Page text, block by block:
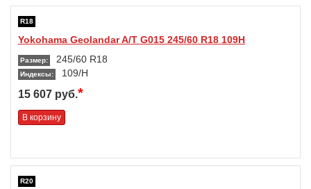
R18
Yokohama Geolandar A/T G015 245/60 R18 109H
Размер: 245/60 R18
Индексы: 109/H
15 607 руб.*
В корзину
R20